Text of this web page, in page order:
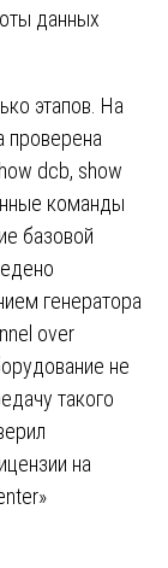
данных
этапов. На
проверена
dcb, show
команды
базовой
генератора
over
не
такого
на